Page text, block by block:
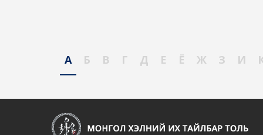
А Б В Г Д Е Ё Ж З И